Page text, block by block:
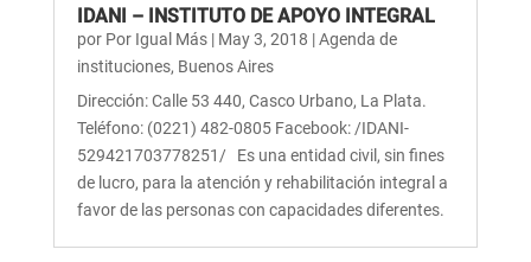
IDANI – INSTITUTO DE APOYO INTEGRAL
por Por Igual Más| May 3, 2018 |Agenda de
instituciones, Buenos Aires
Dirección: Calle 53 440, Casco Urbano, La Plata.
Teléfono: (0221) 482-0805 Facebook: /IDANI-
529421703778251/ Es una entidad civil, sin fines
de lucro, para la atención y rehabilitación integral a
favor de las personas con capacidades diferentes.